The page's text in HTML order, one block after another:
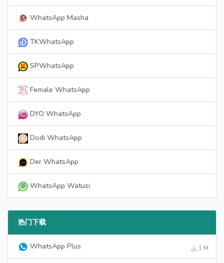
WhatsApp Masha
TKWhatsApp
SPWhatsApp
Female WhatsApp
DYO WhatsApp
Dodi WhatsApp
Der WhatsApp
WhatsApp Watusi
热门下载
WhatsApp Plus 1 M